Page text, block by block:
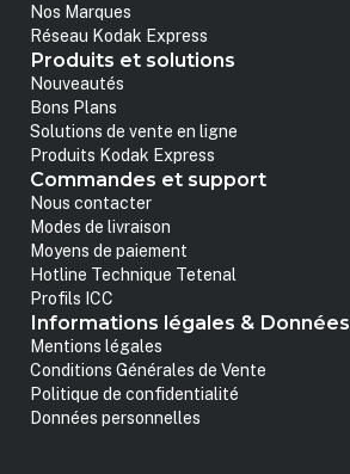
Nos Marques
Réseau Kodak Express
Produits et solutions
Nouveautés
Bons Plans
Solutions de vente en ligne
Produits Kodak Express
Commandes et support
Nous contacter
Modes de livraison
Moyens de paiement
Hotline Technique Tetenal
Profils ICC
Informations légales & Données
Mentions légales
Conditions Générales de Vente
Politique de confidentialité
Données personnelles